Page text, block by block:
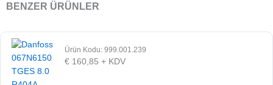
BENZER ÜRÜNLER
Ürün Kodu: 999.001.239
€ 160,85 + KDV